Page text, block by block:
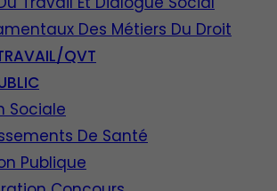
Des Métiers Du Droit
QVT
Sociale
De Santé
Publique